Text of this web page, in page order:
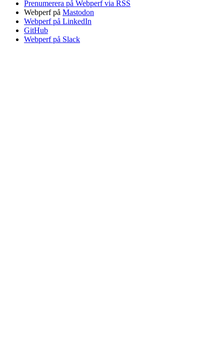
Prenumerera på Webperf via RSS
Webperf på Mastodon
Webperf på LinkedIn
GitHub
Webperf på Slack